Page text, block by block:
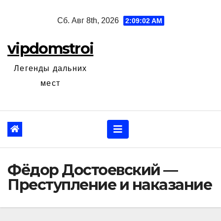
Сб. Авг 8th, 2026 2:09:03 AM
vipdomstroi
Легенды дальних
мест
Фёдор Достоевский —
Преступление и наказание